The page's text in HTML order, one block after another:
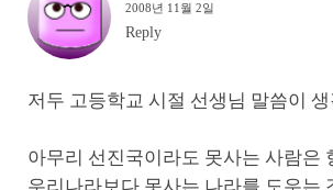
2008년 11월 2일
Reply
저두 고등학교 시절 선생님 말씀이
아무리 선진국이라도 못사는 사람은
우리나라보다 못사는 나라를 도우는